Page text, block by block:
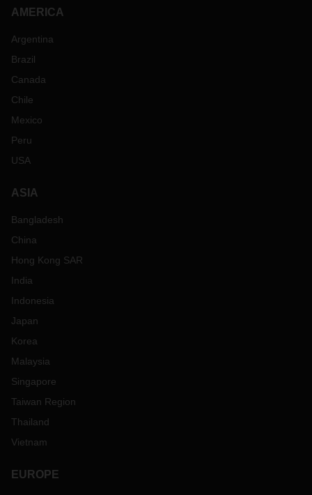
AMERICA
Argentina
Brazil
Canada
Chile
Mexico
Peru
USA
ASIA
Bangladesh
China
Hong Kong SAR
India
Indonesia
Japan
Korea
Malaysia
Singapore
Taiwan Region
Thailand
Vietnam
EUROPE